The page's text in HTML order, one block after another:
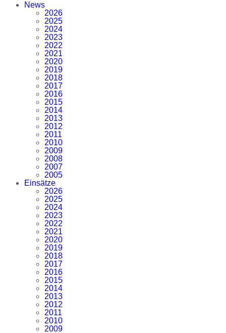
News
2026
2025
2024
2023
2022
2021
2020
2019
2018
2017
2016
2015
2014
2013
2012
2011
2010
2009
2008
2007
2005
Einsätze
2026
2025
2024
2023
2022
2021
2020
2019
2018
2017
2016
2015
2014
2013
2012
2011
2010
2009